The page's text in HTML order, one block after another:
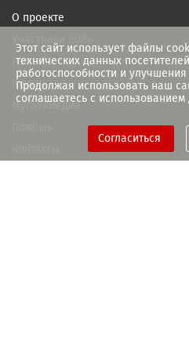
Этот сайт использует файлы
технических данных
работоспособности и
Продолжая использовать наш
соглашаетесь с
Согласиться
О проекте
Новости
Книги
Мультимедиа